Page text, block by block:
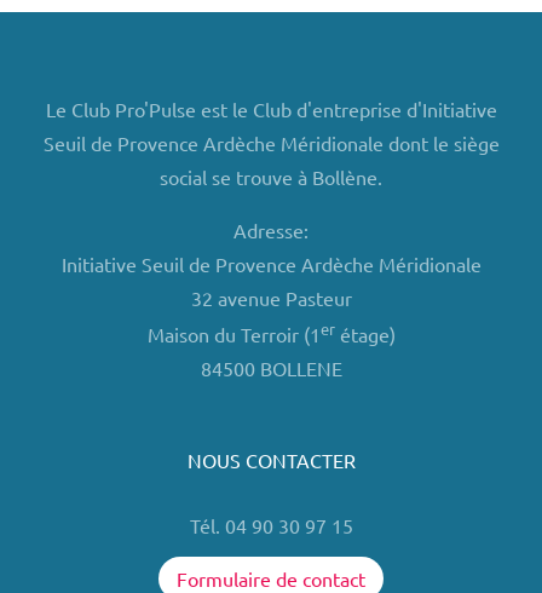
Le Club Pro'Pulse est le Club d'entreprise d'Initiative
Seuil de Provence Ardèche Méridionale dont le siège
social se trouve à Bollène.
Adresse:
Initiative Seuil de Provence Ardèche Méridionale
32 avenue Pasteur
Maison du Terroir (1erétage)
84500 BOLLENE
NOUS CONTACTER
Tél. 04 90 30 97 15
Formulaire de contact